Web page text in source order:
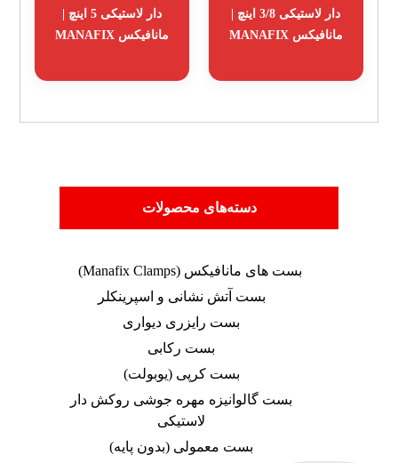
دار لاستیکی 3/8 اینچ |
مانافیکس MANAFIX
دار لاستیکی 5 اینچ |
مانافیکس MANAFIX
دسته‌های محصولات
بست های مانافیکس (Manafix Clamps)
بست آتش نشانی و اسپرینکلر
بست رایزری دیواری
بست رکابی
بست کرپی (یوبولت)
بست گالوانیزه مهره جوشی روکش دار
لاستیکی
بست معمولی (بدون پایه)